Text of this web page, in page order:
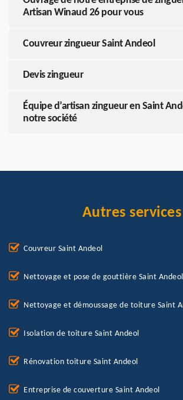
Artisan Winaud 26 pour vous
Couvreur zingueur Saint Andeol
Devis zingueur
Équipe d’artisan zingueur en Saint
notre société
Autres services
Couvreur Saint Andeol
Nettoyage et pose de gouttière Saint Andeol
Nettoyage et démoussage de toiture Saint
Isolation de toiture Saint Andeol
Rénovation toiture Saint Andeol
Entreprise de couverture Saint Andeol